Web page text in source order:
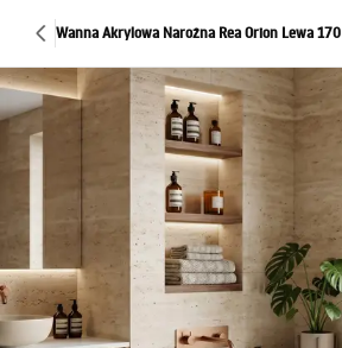
Wanna Akrylowa Narożna Rea Orion Lewa 170